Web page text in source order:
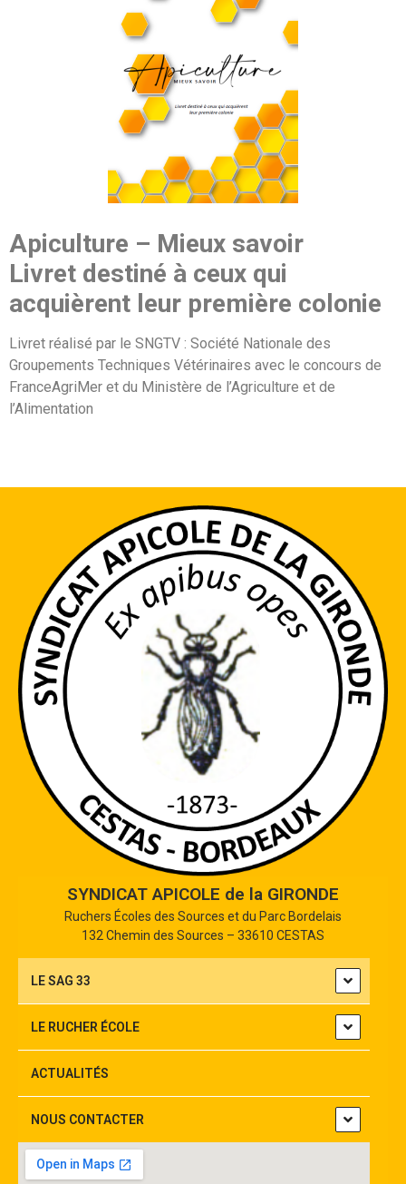
Apiculture – Mieux savoir
Livret destiné à ceux qui
acquièrent leur première colonie
Livret réalisé par le SNGTV : Société Nationale des
Groupements Techniques Vétérinaires avec le concours de
FranceAgriMer et du Ministère de l’Agriculture et de
l’Alimentation
SYNDICAT APICOLE de la GIRONDE
Ruchers Écoles des Sources et du Parc Bordelais
132 Chemin des Sources – 33610 CESTAS
LE SAG 33
LE RUCHER ÉCOLE
ACTUALITÉS
NOUS CONTACTER